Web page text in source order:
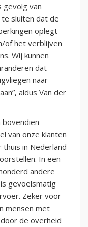
gevolg van
sluiten dat de
oplegt
of het verblijven
Wij kunnen
dat
naar
aldus Van der
bovendien
van onze klanten
in Nederland
In een
andere
gevoelsmatig
Zeker voor
mensen met
de overheid